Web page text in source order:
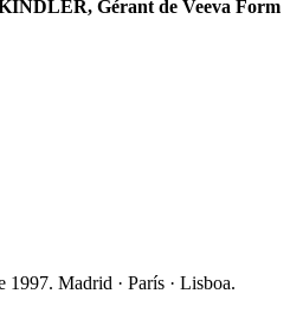
Gérant de Veeva Form
1997. Madrid · París · Lisboa.